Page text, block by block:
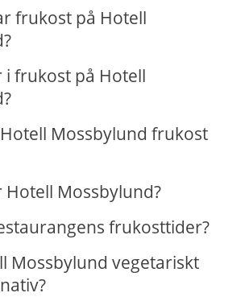
frukost på Hotell
i frukost på Hotell
Mossbylund frukost
Hotell Mossbylund?
frukosttider?
Mossbylund vegetariskt